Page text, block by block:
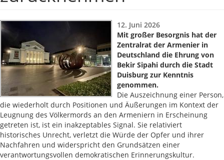
12. Juni 2026
Mit großer Besorgnis hat der
Zentralrat der Armenier in
Deutschland die Ehrung von
Bekir Sipahi durch die Stadt
Duisburg zur Kenntnis
genommen.
Die Auszeichnung einer Person,
die wiederholt durch Positionen und Äußerungen im Kontext der
Leugnung des Völkermords an den Armeniern in Erscheinung
getreten ist, ist ein inakzeptables Signal. Sie relativiert
historisches Unrecht, verletzt die Würde der Opfer und ihrer
Nachfahren und widerspricht den Grundsätzen einer
verantwortungsvollen demokratischen Erinnerungskultur.